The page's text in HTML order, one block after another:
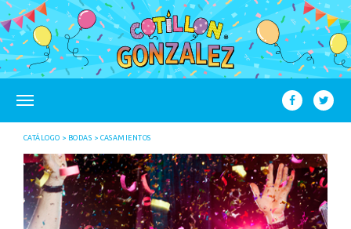
CATÁLOGO BODAS CASAMIENTOS